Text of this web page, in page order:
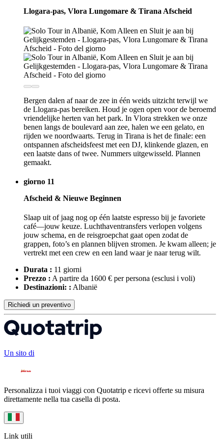
Llogara-pas, Vlora Lungomare & Tirana Afscheid
Bergen dalen af naar de zee in één weids uitzicht terwijl we
de Llogara-pas bereiken. Houd je ogen open voor de beroemd
vriendelijke herten van het park. In Vlora strekken we onze
benen langs de boulevard aan zee, halen we een gelato, en
rijden we noordwaarts. Terug in Tirana is het de finale: een
ontspannen afscheidsfeest met een DJ, klinkende glazen, en
een laatste dans of twee. Nummers uitgewisseld. Plannen
gemaakt.
giorno 11
Afscheid & Nieuwe Beginnen
Slaap uit of jaag nog op één laatste espresso bij je favoriete
café—jouw keuze. Luchthaventransfers verlopen volgens
jouw schema, en de reisgroepchat gaat open zodat de
grappen, foto’s en plannen blijven stromen. Je kwam alleen; je
vertrekt met een crew en een land waar je naar terug wilt.
Durata : 11 giorni
Prezzo : A partire da 1600 € per persona (esclusi i voli)
Destinazioni: : Albanië
Richiedi un preventivo
Un sito di
Personalizza i tuoi viaggi con Quotatrip e ricevi offerte su misura
direttamente nella tua casella di posta.
Link utili